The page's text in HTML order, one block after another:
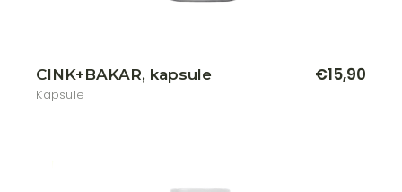
CINK+BAKAR, kapsule
Kapsule
€15,90